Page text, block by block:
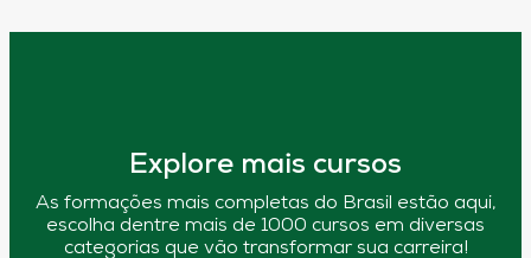
Explore mais cursos
As formações mais completas do Brasil estão aqui,
escolha dentre mais de 1000 cursos em diversas
categorias que vão transformar sua carreira!